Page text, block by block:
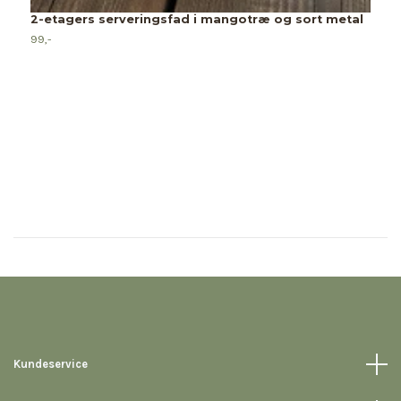
2-etagers serveringsfad i mangotræ og sort metal
99,-
Kundeservice